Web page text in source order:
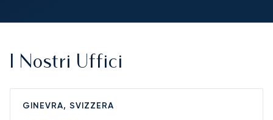
I Nostri Uffici
GINEVRA, SVIZZERA